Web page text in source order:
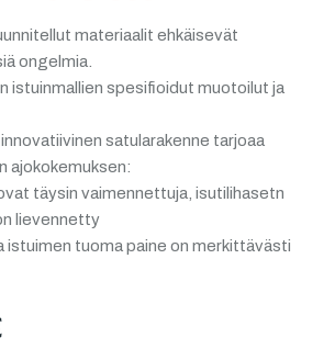
materiaalit ehkäisevät
ongelmia.
istuinmallien spesifioidut muotoilut ja
satularakenne tarjoaa
ajokokemuksen:
täysin vaimennettuja, isutilihasetn
lievennetty
istuimen tuoma paine on merkittävästi